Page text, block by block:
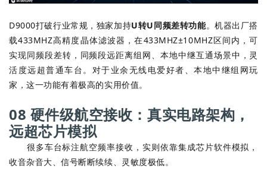
D9000打破行业常规，独家加持U转U同频差转功能。机器出厂搭
载433MHZ高精度晶体滤波器，在433MHZ±10MHZ区间内，可
实现同频段差转，同频段远距离组网、本地中继互通场景中，灵
活度远超普通车台。对于业余无线电爱好者、本地中继组网玩
家，这一功能有着极高的实用价值。
08 硬件级航空接收：真实电路架构，
远超芯片模拟
很多车台标注航空频率接收，实则依靠集成芯片软件模拟，
收音杂音大、信号断断续续、灵敏度极低。